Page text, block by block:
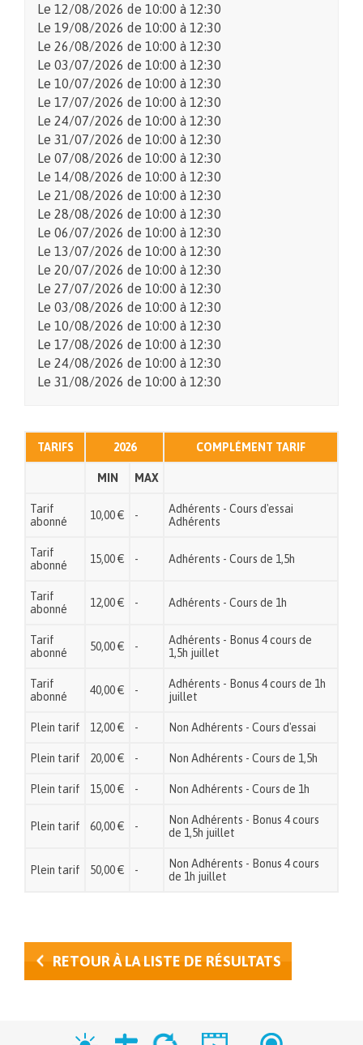
Le 12/08/2026 de 10:00 à 12:30
Le 19/08/2026 de 10:00 à 12:30
Le 26/08/2026 de 10:00 à 12:30
Le 03/07/2026 de 10:00 à 12:30
Le 10/07/2026 de 10:00 à 12:30
Le 17/07/2026 de 10:00 à 12:30
Le 24/07/2026 de 10:00 à 12:30
Le 31/07/2026 de 10:00 à 12:30
Le 07/08/2026 de 10:00 à 12:30
Le 14/08/2026 de 10:00 à 12:30
Le 21/08/2026 de 10:00 à 12:30
Le 28/08/2026 de 10:00 à 12:30
Le 06/07/2026 de 10:00 à 12:30
Le 13/07/2026 de 10:00 à 12:30
Le 20/07/2026 de 10:00 à 12:30
Le 27/07/2026 de 10:00 à 12:30
Le 03/08/2026 de 10:00 à 12:30
Le 10/08/2026 de 10:00 à 12:30
Le 17/08/2026 de 10:00 à 12:30
Le 24/08/2026 de 10:00 à 12:30
Le 31/08/2026 de 10:00 à 12:30
TARIFS 2026 COMPLÉMENT TARIF
MIN MAX
Tarif
abonné
10,00 € -
Adhérents - Cours d'essai
Adhérents
Tarif
abonné
15,00 € - Adhérents - Cours de 1,5h
Tarif
abonné
12,00 € - Adhérents - Cours de 1h
Tarif
abonné
50,00 € -
Adhérents - Bonus 4 cours de
1,5h juillet
Tarif
abonné
40,00 € -
Adhérents - Bonus 4 cours de 1h
juillet
Plein tarif 12,00 € - Non Adhérents - Cours d'essai
Plein tarif 20,00 € - Non Adhérents - Cours de 1,5h
Plein tarif 15,00 € - Non Adhérents - Cours de 1h
Plein tarif 60,00 € -
Non Adhérents - Bonus 4 cours
de 1,5h juillet
Plein tarif 50,00 € -
Non Adhérents - Bonus 4 cours
de 1h juillet
RETOUR À LA LISTE DE RÉSULTATS